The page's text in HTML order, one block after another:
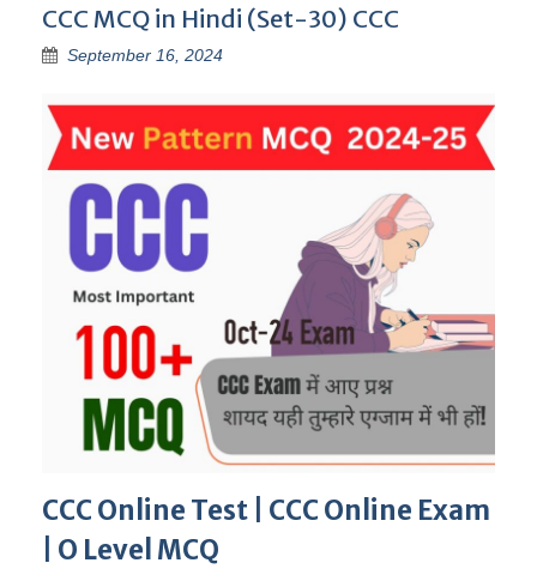
CCC MCQ in Hindi (Set-30) CCC
September 16, 2024
CCC Online Test | CCC Online Exam
| O Level MCQ